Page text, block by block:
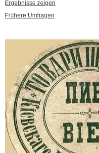
Ergebnisse zeigen
Frühere Umfragen